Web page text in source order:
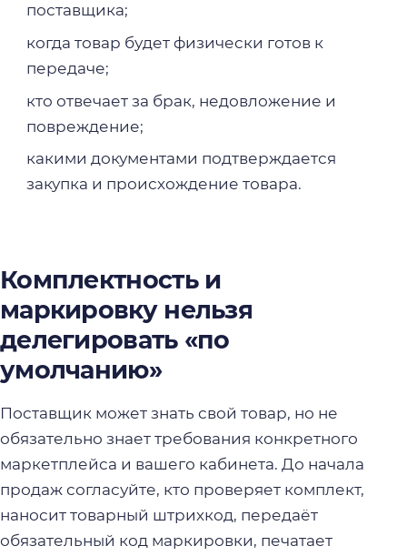
поставщика;
когда товар будет физически готов к
передаче;
кто отвечает за брак, недовложение и
повреждение;
какими документами подтверждается
закупка и происхождение товара.
Комплектность и
маркировку нельзя
делегировать «по
умолчанию»
Поставщик может знать свой товар, но не
обязательно знает требования конкретного
маркетплейса и вашего кабинета. До начала
продаж согласуйте, кто проверяет комплект,
наносит товарный штрихкод, передаёт
обязательный код маркировки, печатает